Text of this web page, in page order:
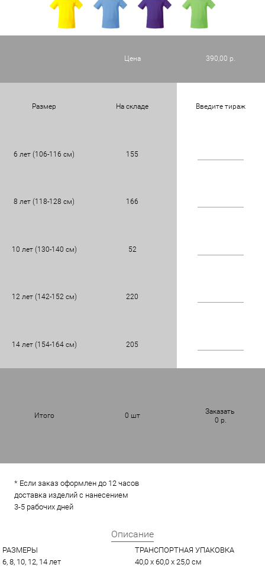
Цена 390,00 р.
Размер На складе Введите тираж
6 лет (106-116 см) 155
8 лет (118-128 см) 166
10 лет (130-140 см) 52
12 лет (142-152 см) 220
14 лет (154-164 см) 205
Итого 0 шт
Заказать
0 р.
* Если заказ оформлен до 12 часов
доставка изделий с нанесением
3-5 рабочих дней
Описание
РАЗМЕРЫ
6, 8, 10, 12, 14 лет
ТРАНСПОРТНАЯ УПАКОВКА
40,0 x 60,0 x 25,0 см